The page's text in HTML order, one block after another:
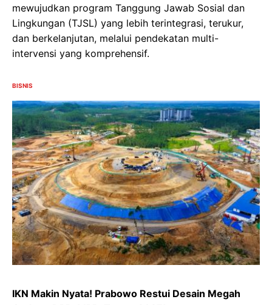
mewujudkan program Tanggung Jawab Sosial dan
Lingkungan (TJSL) yang lebih terintegrasi, terukur,
dan berkelanjutan, melalui pendekatan multi-
intervensi yang komprehensif.
BISNIS
IKN Makin Nyata! Prabowo Restui Desain Megah